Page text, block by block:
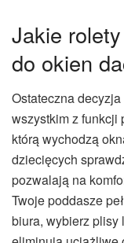
Jakie
do okien
Ostateczna
wszystkim z funkcji
którą wychodzą
dziecięcych
pozwalają na
Twoje poddasze
biura, wybierz plisy